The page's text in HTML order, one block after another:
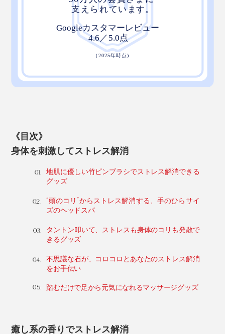
《目次》
身体を刺激してストレス解消
地肌に優しい竹ピンブラシでストレス解消できる
グッズ
“頭のコリ”からストレス解消する、手のひらサイ
ズのヘッドスパ
タントン叩いて、ストレスも身体のコリも発散で
きるグッズ
不思議な石が、コロコロとあなたのストレス解消
をお手伝い
踏むだけで足から元気になれるマッサージグッズ
癒し系の香りでストレス解消